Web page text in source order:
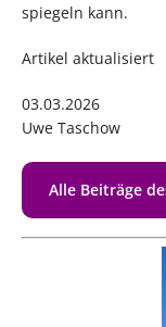
spiegeln kann.
Artikel aktualisiert
03.03.2026
Uwe Taschow
Alle Beiträge